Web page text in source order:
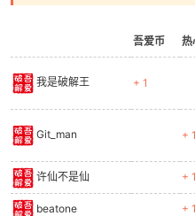
52
吾爱币 热
我是破解王 + 1
Git_man + 1
许仙不是仙 + 1
beatone + 1